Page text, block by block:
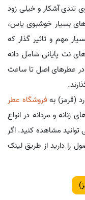
تندی آشکار و خیلی زود
بسیار خوشبوی یاس،
مهم و تاثیر گذار که
نت پایانی شامل دانه
در عطرهای اصل تا ساعت
(قرمز) به فروشگاه عطر
زنانه و مردانه در انواع
توانید مشاهده کنید. اگر
دارید از طریق لینک